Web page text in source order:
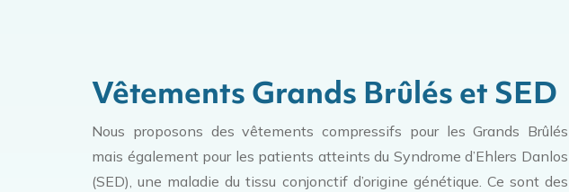
Vêtements Grands Brûlés et SED
Nous proposons des vêtements compressifs pour les Grands Brûlés
mais également pour les patients atteints du Syndrome d’Ehlers Danlos
(SED), une maladie du tissu conjonctif d’origine génétique. Ce sont des